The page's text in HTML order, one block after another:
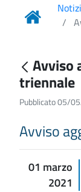
Avviso
triennale
Pubblicato 05/
Avviso
01 marzo
2021